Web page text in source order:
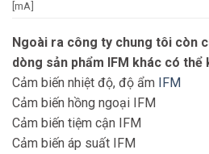
[mA]
Reverse polarity
protection
yes
50000
Ngoài ra công ty chung tôi còn
dòng sản phẩm IFM khác có thể
Cảm biến nhiệt độ, độ ẩm IFM
Cảm biến hồng ngoại IFM
Cảm biến tiệm cận IFM
Cảm biến áp suất IFM